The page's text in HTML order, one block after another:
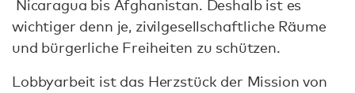
Nicaragua bis Afghanistan. Deshalb ist es
wichtiger denn je, zivilgesellschaftliche Räume
und bürgerliche Freiheiten zu schützen.
Lobbyarbeit ist das Herzstück der Mission von